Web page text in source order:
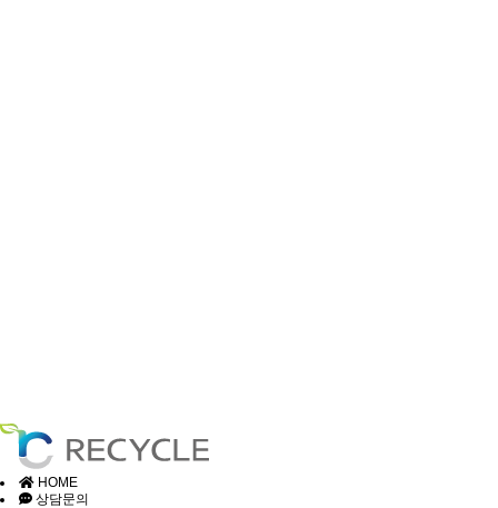
HOME
상담문의